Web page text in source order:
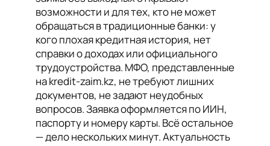
возможности и для тех, кто не может
обращаться в традиционные банки: у
кого плохая кредитная история, нет
справки о доходах или официального
трудоустройства. МФО, представленные
на kredit-zaim.kz, не требуют лишних
документов, не задают неудобных
вопросов. Заявка оформляется по ИИН,
паспорту и номеру карты. Всё остальное
— дело нескольких минут. Актуальность